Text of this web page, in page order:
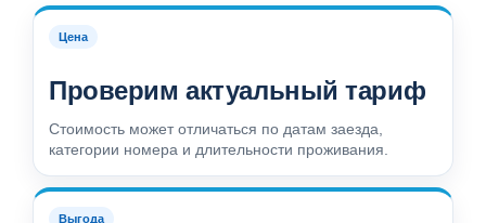
Цена
Проверим актуальный тариф
Стоимость может отличаться по датам заезда,
категории номера и длительности проживания.
Выгода